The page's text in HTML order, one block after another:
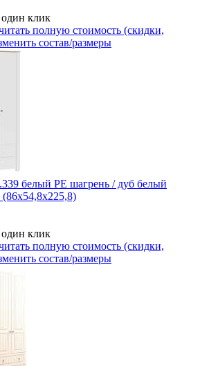
клик
полную стоимость (скидки,
состав/размеры
белый PE шагрень / дуб белый
клик
полную стоимость (скидки,
состав/размеры